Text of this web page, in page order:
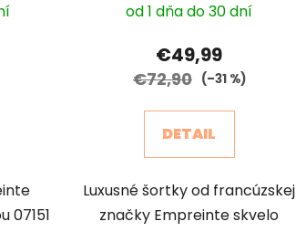
07151
od 1 dňa do 30 dní
€49,99
€72,90 (–31 %)
DETAIL
Luxusné šortky od francúzskej
značky Empreinte skvelo